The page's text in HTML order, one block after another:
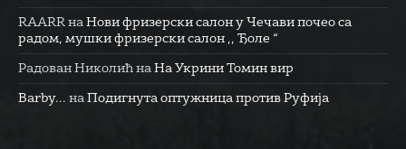
RAARR на Нови фризерски салон у Чечави почео са
радом, мушки фризерски салон ,, Ђоле “
Радован Николић на На Укрини Томин вир
Barby... на Подигнута оптужница против Руфија